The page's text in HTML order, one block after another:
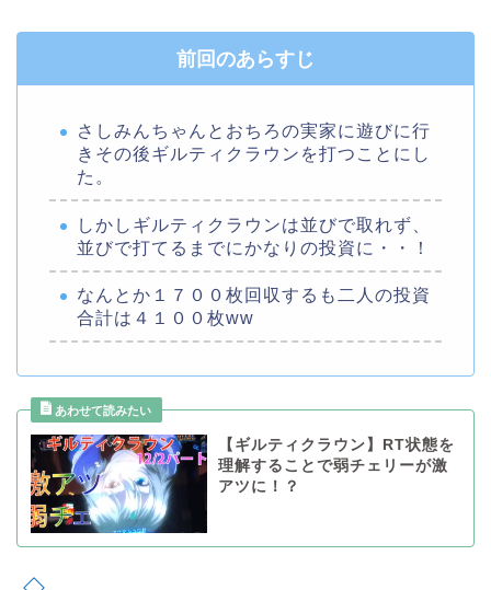
前回のあらすじ
さしみんちゃんとおちろの実家に遊びに行
きその後ギルティクラウンを打つことにし
た。
しかしギルティクラウンは並びで取れず、
並びで打てるまでにかなりの投資に・・！
なんとか１７００枚回収するも二人の投資
合計は４１００枚ww
【ギルティクラウン】RT状態を
理解することで弱チェリーが激
アツに！？